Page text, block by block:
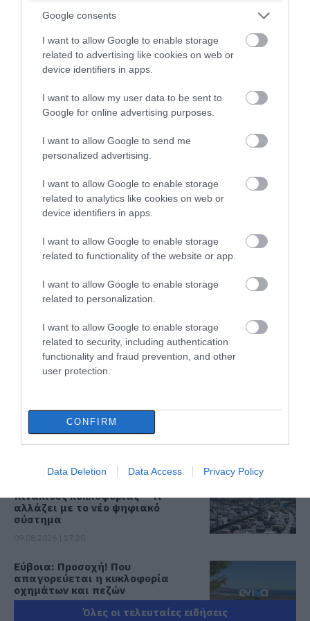
Google consents
I want to allow Google to enable storage
related to advertising like cookies on web or
device identifiers in apps.
I want to allow my user data to be sent to
Google for online advertising purposes.
I want to allow Google to send me
personalized advertising.
I want to allow Google to enable storage
related to analytics like cookies on web or
device identifiers in apps.
I want to allow Google to enable storage
related to functionality of the website or app.
I want to allow Google to enable storage
related to personalization.
I want to allow Google to enable storage
related to security, including authentication
functionality and fraud prevention, and other
user protection.
CONFIRM
Data Deletion Data Access Privacy Policy
Ακολουθήστε το evima.gr στο
Google News
Διαβάστε όλες τιςειδήσεις για την Εύβοια
Διαβάστε όλες τιςτελευταίες ειδήσεις
TAGS: ΕΙΔΗΣΕΙΣ ΕΥΒΟΙΑ ΕΥΒΟΙΑ
ΚΑΘΑΡΙΣΜΟΣ
ΝΕΑ ΕΥΒΟΙΑ
ΠΑΡΑΛΙΕΣ ΠΟΛΙΤΕΣ
ΡΟΗ ΕΙΔΗΣΕΩΝ
Μπορείς να προσπεράσεις
περιπολικό; Η απάντηση που
λίγοι οδηγοί γνωρίζουν
Εύβοια: Όλο το χωριό ενώνεται
Το έθιμο που συνεχίζεται
09.08.2026 | 18:20
Οι χώρες με τους περισσότερους
ηλικιωμένους – Σε ποια θέση
βρίσκεται η Ελλάδα
09.08.2026 | 18:00
Χαμός με πασίγνωστο
τραγουδιστή στην Εύβοια – Δείτε
τι έγινε
πινακίδες κυκλοφορίας – Τι
αλλάζει με το νέο ψηφιακό
σύστημα
Εύβοια: Προσοχή! Που
απαγορεύεται η κυκλοφορία
οχημάτων και πεζών
09.08.2026 | 17:00Όλες οι τελευταίες ειδήσεις